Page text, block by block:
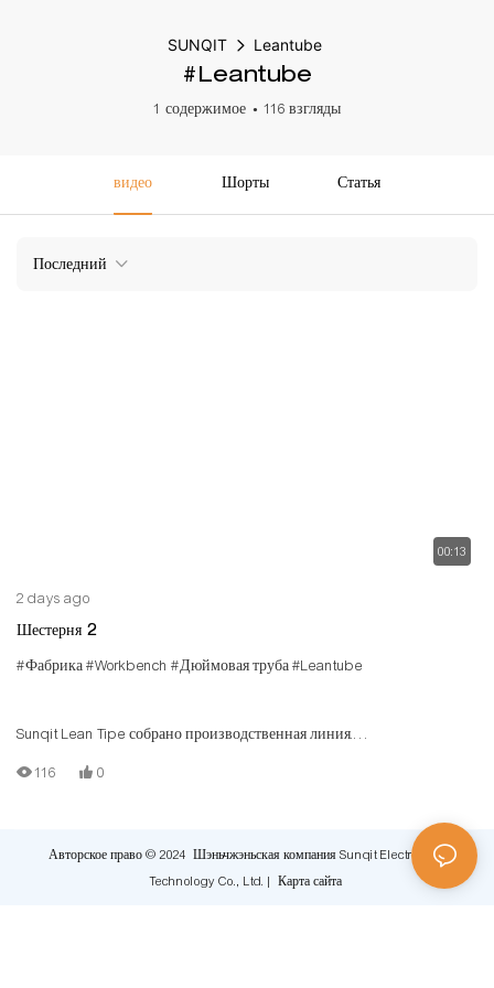
SUNQIT Leantube
#Leantube
1 содержимое 116 взгляды
видео Шорты Статья
Последний
00:13
2 days ago
Шестерня 2
#Фабрика#Workbench #Дюймовая труба#Leantube
Sunqit Lean Tipe собрано производственная линия.
Производственная линия низкой стоимости построена с помощью
116 0
Авторское право © 2024 Шэньчжэньская компания Sunqit Electronics
Technology Co., Ltd. |Карта сайта